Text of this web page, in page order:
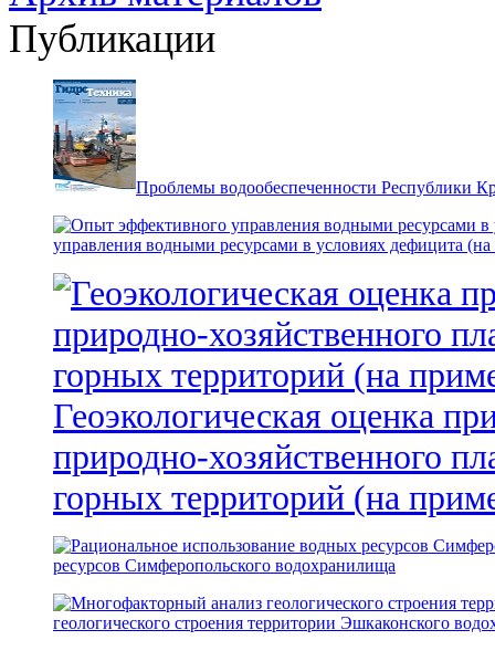
Публикации
Проблемы водообеспеченности Республики
управления водными ресурсами в условиях дефицита
Геоэкологическая оценка
природно-хозяйственного
горных территорий (на
ресурсов Симферопольского водохранилища
геологического строения территории Эшкаконского